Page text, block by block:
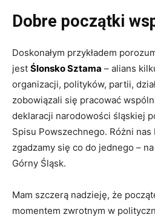
Dobre początki
Doskonałym przykładem
jest Ślonsko Sztama – alians
organizacji, polityków, partii,
zobowiązali się pracować
deklaracji narodowości śląskiej
Spisu Powszechnego. Różni
zgadzamy się co do jednego –
Górny Śląsk.
Mam szczerą nadzieję, że
momentem zwrotnym w